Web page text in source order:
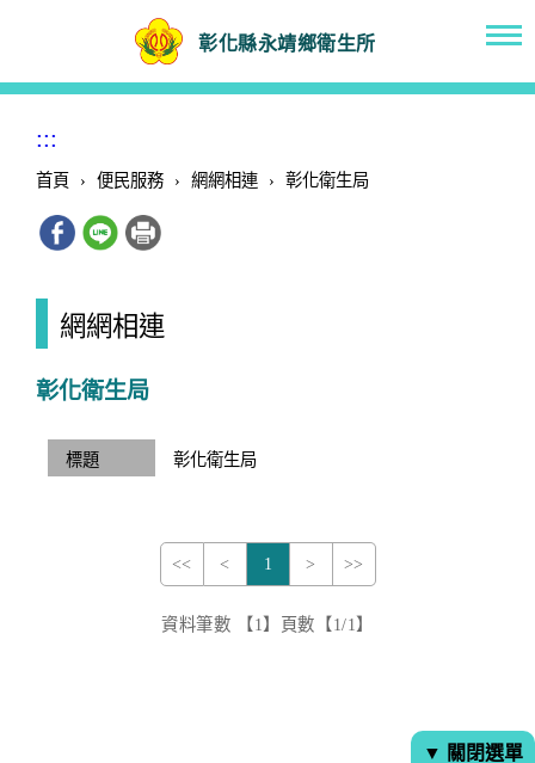
彰化縣永靖鄉衛生所
:::
首頁 › 便民服務 › 網網相連 › 彰化衛生局
網網相連
彰化衛生局
彰化衛生局
<< < 1 > >>
資料筆數 【1】頁數【1/1】
▼ 關閉選單